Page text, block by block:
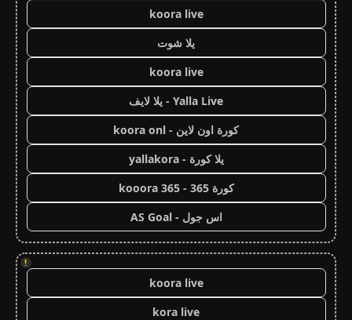
koora live
يلا شوت
koora live
Yalla Live - يلا لايف
كورة اون لاين - koora onl
يلا كورة - yallakora
كورة 365 - kooora 365
اس جول - AS Goal
!
koora live
kora live